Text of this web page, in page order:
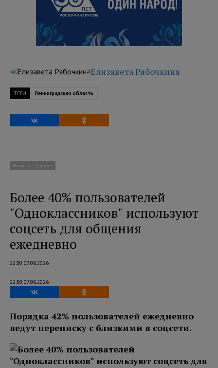
Елизавета Рябочкина
ТЕГИ Ленинградская область
Новости Социум
Более 40% пользователей
"Одноклассников" используют
соцсеть для общения
ежедневно
22:50 07.08.2026
22:50 07.08.2026
Порядка 42% пользователей ежедневно
ведут переписку с близкими в соцсети.